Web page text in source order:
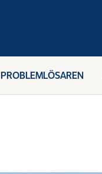
PROBLEMLÖSAREN